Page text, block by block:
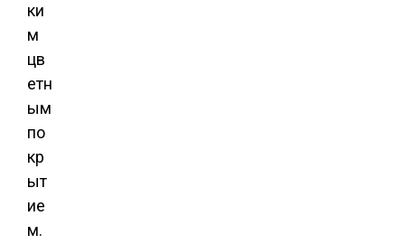
ки
м
цв
етн
ым
по
кр
ыт
ие
м.